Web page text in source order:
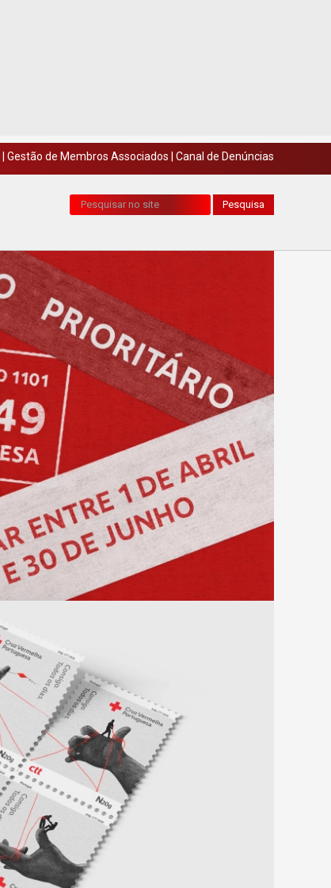
Gestão de Membros Associados Canal de Denúncias
Pesquisa... Pesquisa